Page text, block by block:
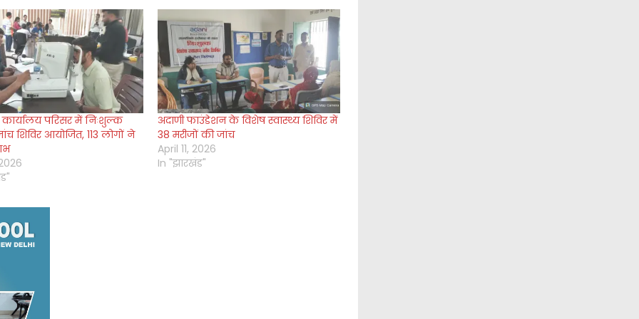
परिसर में निःशुल्क
शिविर आयोजित, 113 लोगों ने
अदाणी फाउंडेशन के विशेष स्वास्थ्य शिविर में
38 मरीजों की जांच
April 11, 2026
In "झारखंड"